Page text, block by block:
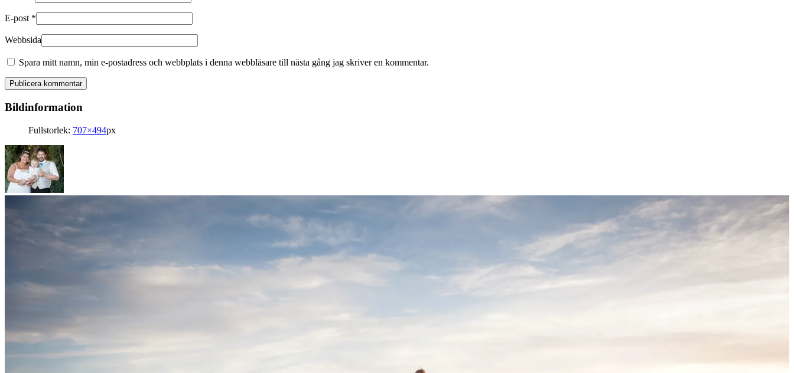
E-post *
Webbsida
Spara mitt namn, min e-postadress och webbplats i denna webbläsare till nästa gång jag skriver en kommentar.
Bildinformation
Fullstorlek: 707×494px